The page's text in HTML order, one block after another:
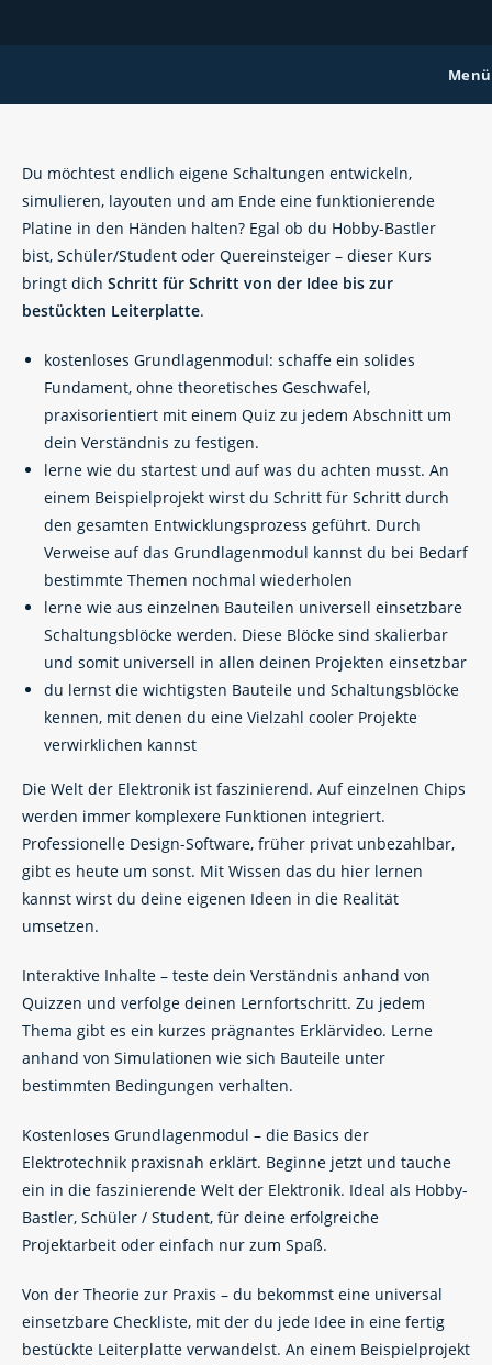
Menü
Du möchtest endlich eigene Schaltungen entwickeln,
simulieren, layouten und am Ende eine funktionierende
Platine in den Händen halten? Egal ob du Hobby-Bastler
bist, Schüler/Student oder Quereinsteiger – dieser Kurs
bringt dich Schritt für Schritt von der Idee bis zur
bestückten Leiterplatte.
kostenloses Grundlagenmodul: schaffe ein solides
Fundament, ohne theoretisches Geschwafel,
praxisorientiert mit einem Quiz zu jedem Abschnitt um
dein Verständnis zu festigen.
lerne wie du startest und auf was du achten musst. An
einem Beispielprojekt wirst du Schritt für Schritt durch
den gesamten Entwicklungsprozess geführt. Durch
Verweise auf das Grundlagenmodul kannst du bei Bedarf
bestimmte Themen nochmal wiederholen
lerne wie aus einzelnen Bauteilen universell einsetzbare
Schaltungsblöcke werden. Diese Blöcke sind skalierbar
und somit universell in allen deinen Projekten einsetzbar
du lernst die wichtigsten Bauteile und Schaltungsblöcke
kennen, mit denen du eine Vielzahl cooler Projekte
verwirklichen kannst
Die Welt der Elektronik ist faszinierend. Auf einzelnen Chips
werden immer komplexere Funktionen integriert.
Professionelle Design-Software, früher privat unbezahlbar,
gibt es heute um sonst. Mit Wissen das du hier lernen
kannst wirst du deine eigenen Ideen in die Realität
umsetzen.
Interaktive Inhalte – teste dein Verständnis anhand von
Quizzen und verfolge deinen Lernfortschritt. Zu jedem
Thema gibt es ein kurzes prägnantes Erklärvideo. Lerne
anhand von Simulationen wie sich Bauteile unter
bestimmten Bedingungen verhalten.
Kostenloses Grundlagenmodul – die Basics der
Elektrotechnik praxisnah erklärt. Beginne jetzt und tauche
ein in die faszinierende Welt der Elektronik. Ideal als Hobby-
Bastler, Schüler / Student, für deine erfolgreiche
Projektarbeit oder einfach nur zum Spaß.
Von der Theorie zur Praxis – du bekommst eine universal
einsetzbare Checkliste, mit der du jede Idee in eine fertig
bestückte Leiterplatte verwandelst. An einem Beispielprojekt